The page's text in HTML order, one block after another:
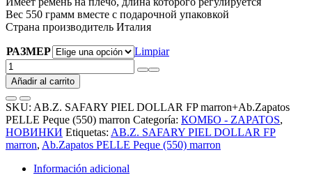
Вес 550 грамм вместе с подарочной упаковкой
Страна производитель Италия
РАЗМЕР
Limpiar
AB.Z.
SAFARY
PIEL
DOLLAR
FP
marron+Ab.Zapatos
PELLE
Peque
(550)
Añadir al carrito
SKU: AB.Z. SAFARY PIEL DOLLAR FP marron+Ab.Zapatos
PELLE Peque (550) marron Categoría: КОМБО - ZAPATOS,
НОВИНКИ Etiquetas: AB.Z. SAFARY PIEL DOLLAR FP
marron, Ab.Zapatos PELLE Peque (550) marron
Información adicional